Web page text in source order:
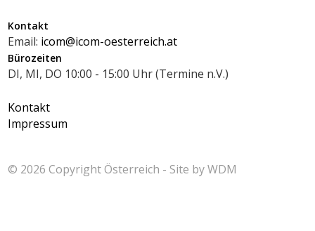
Kontakt
Email: icom@icom-oesterreich.at
Bürozeiten
DI, MI, DO 10:00 - 15:00 Uhr (Termine n.V.)
Kontakt
Impressum
© 2026 CopyrightÖsterreich - Site byWDM